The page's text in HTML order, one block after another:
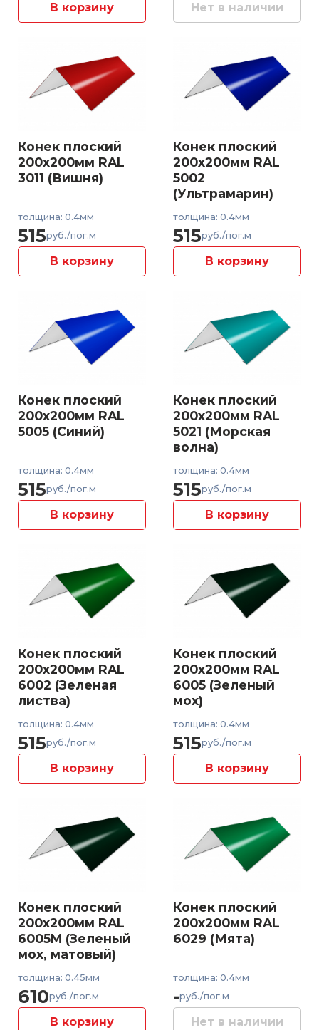
В корзину Нет в наличии
Конек плоский
200x200мм RAL
3011 (Вишня)
толщина: 0.4мм
515руб./пог.м
В корзину
Конек плоский
200x200мм RAL
5002
(Ультрамарин)
толщина: 0.4мм
515руб./пог.м
В корзину
Конек плоский
200x200мм RAL
5005 (Синий)
толщина: 0.4мм
515руб./пог.м
В корзину
Конек плоский
200x200мм RAL
5021 (Морская
волна)
толщина: 0.4мм
515руб./пог.м
В корзину
Конек плоский
200x200мм RAL
6002 (Зеленая
листва)
толщина: 0.4мм
515руб./пог.м
В корзину
Конек плоский
200x200мм RAL
6005 (Зеленый
мох)
толщина: 0.4мм
515руб./пог.м
В корзину
Конек плоский
200x200мм RAL
6005M (Зеленый
мох, матовый)
толщина: 0.45мм
610руб./пог.м
В корзину
Конек плоский
200x200мм RAL
6029 (Мята)
толщина: 0.4мм
-руб./пог.м
Нет в наличии